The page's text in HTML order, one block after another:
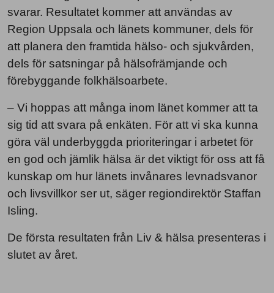
svarar. Resultatet kommer att användas av
Region Uppsala och länets kommuner, dels för
att planera den framtida hälso- och sjukvården,
dels för satsningar på hälsofrämjande och
förebyggande folkhälsoarbete.
– Vi hoppas att många inom länet kommer att ta
sig tid att svara på enkäten. För att vi ska kunna
göra väl underbyggda prioriteringar i arbetet för
en god och jämlik hälsa är det viktigt för oss att få
kunskap om hur länets invånares levnadsvanor
och livsvillkor ser ut, säger regiondirektör Staffan
Isling.
De första resultaten från Liv & hälsa presenteras i
slutet av året.